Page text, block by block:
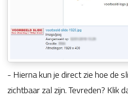
- Hierna kun je direct zie hoe de
zichtbaar zal zijn. Tevreden? Klik